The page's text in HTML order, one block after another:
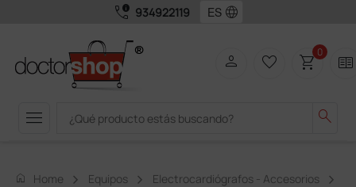
call_quality 934922119 language
menu search
person favorite_border shopping_cart0 two_pager
home Home Equipos
Electrocardiógrafos - Accesorios